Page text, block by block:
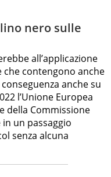
nero sulle
all’applicazione
che contengono anche
anche su
l’Unione Europea
della Commissione
in un passaggio
senza alcuna